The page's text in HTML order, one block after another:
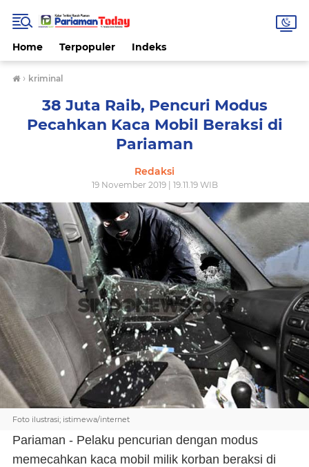
Home Terpopuler Indeks
› kriminal
38 Juta Raib, Pencuri Modus
Pecahkan Kaca Mobil Beraksi di
Pariaman
Redaksi
19 November 2019 | 19.11.19 WIB
Foto ilustrasi; istimewa/internet
Pariaman - Pelaku pencurian dengan modus
memecahkan kaca mobil milik korban beraksi di